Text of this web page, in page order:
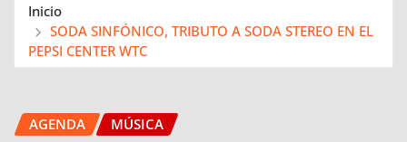
Inicio
SODA SINFÓNICO, TRIBUTO A SODA STEREO EN EL
PEPSI CENTER WTC
AGENDA MÚSICA